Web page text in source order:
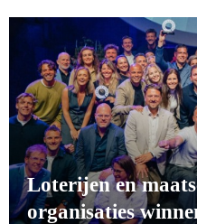
Loterijen en
organisaties